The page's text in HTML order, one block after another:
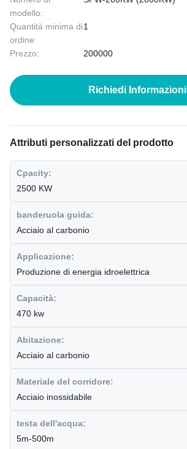
modello:
Quantità minima di
ordine:
1
Prezzo: 200000
Richiedi Informazioni
Attributi personalizzati del prodotto
Cpacity:
2500 KW
banderuola guida:
Acciaio al carbonio
Applicazione:
Produzione di energia idroelettrica
Capacità:
470 kw
Abitazione:
Acciaio al carbonio
Materiale del corridore:
Acciaio inossidabile
testa dell'acqua:
5m-500m